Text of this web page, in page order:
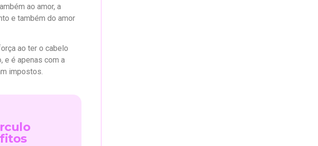
ao amor, a
e também do amor
ao ter o cabelo
e é apenas com a
impostos.